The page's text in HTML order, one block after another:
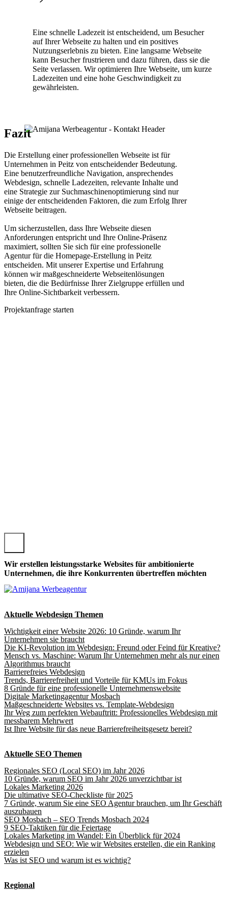
Eine schnelle Ladezeit ist entscheidend, um Besucher
auf Ihrer Webseite zu halten und ein positives
Nutzungserlebnis zu bieten. Eine langsame Webseite
kann Besucher frustrieren und dazu führen, dass sie die
Seite verlassen. Wir optimieren Ihre Webseite, um kurze
Ladezeiten und eine hohe Geschwindigkeit zu
gewährleisten.
Fazit
Die Erstellung einer professionellen Webseite ist für
Unternehmen in Peitz von entscheidender Bedeutung.
Eine benutzerfreundliche Navigation, ansprechendes
Webdesign, schnelle Ladezeiten, relevante Inhalte und
eine Strategie zur Suchmaschinenoptimierung sind nur
einige der entscheidenden Faktoren, die zum Erfolg Ihrer
Webseite beitragen.
Um sicherzustellen, dass Ihre Webseite diesen
Anforderungen entspricht und Ihre Online-Präsenz
maximiert, sollten Sie sich für eine professionelle
Agentur für die Homepage-Erstellung in Peitz
entscheiden. Mit unserer Expertise und Erfahrung
können wir maßgeschneiderte Webseitenlösungen
bieten, die die Bedürfnisse Ihrer Zielgruppe erfüllen und
Ihre Online-Sichtbarkeit verbessern.
Projektanfrage starten
Wir erstellen leistungsstarke Websites für ambitionierte
Unternehmen, die ihre Konkurrenten übertreffen möchten
Aktuelle Webdesign Themen
Wichtigkeit einer Website 2026: 10 Gründe, warum Ihr
Unternehmen sie braucht
Die KI-Revolution im Webdesign: Freund oder Feind für Kreative?
Mensch vs. Maschine: Warum Ihr Unternehmen mehr als nur einen
Algorithmus braucht
Barrierefreies Webdesign
Trends, Barrierefreiheit und Vorteile für KMUs im Fokus
8 Gründe für eine professionelle Unternehmenswebsite
Digitale Marketingagentur Mosbach
Maßgeschneiderte Websites vs. Template-Webdesign
Ihr Weg zum perfekten Webauftritt: Professionelles Webdesign mit
messbarem Mehrwert
Ist Ihre Website für das neue Barrierefreiheitsgesetz bereit?
Aktuelle SEO Themen
Regionales SEO (Local SEO) im Jahr 2026
10 Gründe, warum SEO im Jahr 2026 unverzichtbar ist
Lokales Marketing 2026
Die ultimative SEO-Checkliste für 2025
7 Gründe, warum Sie eine SEO Agentur brauchen, um Ihr Geschäft
auszubauen
SEO Mosbach – SEO Trends Mosbach 2024
9 SEO-Taktiken für die Feiertage
Lokales Marketing im Wandel: Ein Überblick für 2024
Webdesign und SEO: Wie wir Websites erstellen, die ein Ranking
erzielen
Was ist SEO und warum ist es wichtig?
Regional